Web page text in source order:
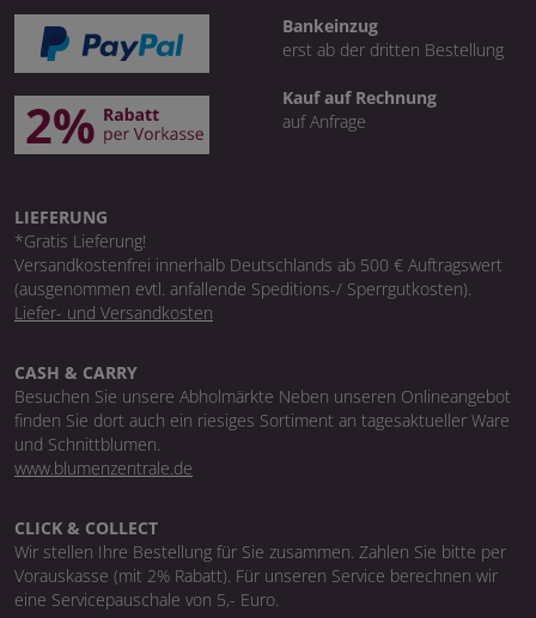
Bankeinzug
erst ab der dritten Bestellung
Kauf auf Rechnung
auf Anfrage
LIEFERUNG
*Gratis Lieferung!
Versandkostenfrei innerhalb Deutschlands ab 500 € Auftragswert
(ausgenommen evtl. anfallende Speditions-/ Sperrgutkosten).
Liefer- und Versandkosten
CASH & CARRY
Besuchen Sie unsere Abholmärkte Neben unseren Onlineangebot
finden Sie dort auch ein riesiges Sortiment an tagesaktueller Ware
und Schnittblumen.
www.blumenzentrale.de
CLICK & COLLECT
Wir stellen Ihre Bestellung für Sie zusammen. Zahlen Sie bitte per
Vorauskasse (mit 2% Rabatt). Für unseren Service berechnen wir
eine Servicepauschale von 5,- Euro.